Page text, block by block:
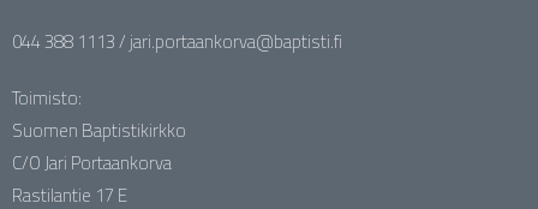
044 388 1113 / jari.portaankorva@baptisti.fi
Toimisto:
Suomen Baptistikirkko
C/O Jari Portaankorva
Rastilantie 17 E